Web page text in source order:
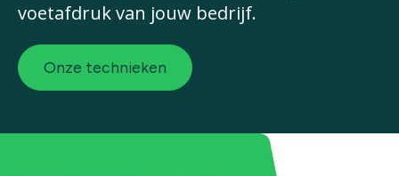
voetafdruk van jouw bedrijf.
Onze technieken